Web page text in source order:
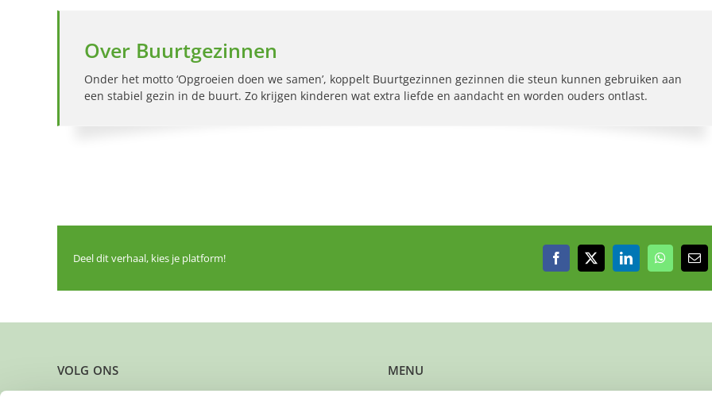
Over Buurtgezinnen
Onder het motto ‘Opgroeien doen we samen’, koppelt Buurtgezinnen gezinnen die steun kunnen gebruiken aan
een stabiel gezin in de buurt. Zo krijgen kinderen wat extra liefde en aandacht en worden ouders ontlast.
Deel dit verhaal, kies je platform! Facebook
X LinkedInWhatsApp
E-
mail
VOLG ONS MENU
Kun je steun gebruiken?